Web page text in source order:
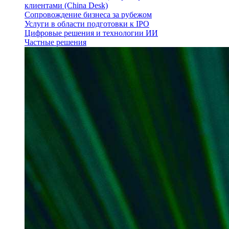
клиентами (China Desk)
Сопровождение бизнеса за рубежом
Услуги в области подготовки к IPO
Цифровые решения и технологии ИИ
Частные решения